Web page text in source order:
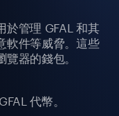
於管理 GFAL 和其
軟件等威脅。這些
器的錢包。
代幣。